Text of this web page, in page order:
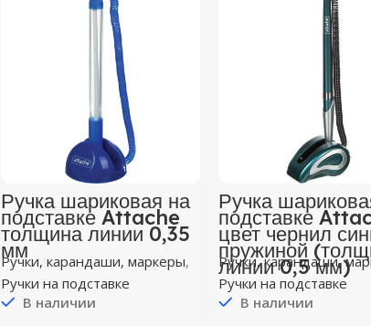
Ручка шариковая на
подставке Attache
толщина линии 0,35
мм
Ручки, карандаши, маркеры,
Ручки на подставке
В наличии
Ручка
подставке
цвет чернил
пружиной
линии 0,5 мм)
Ручки, карандаши,
Ручки на подставке
В наличии